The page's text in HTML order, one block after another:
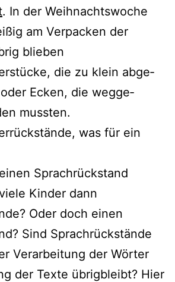
. In der Weihnachtswoche
am Verpacken der
blie­ben
die zu klein abge­
Ecken, die weg­ge­
muss­ten.
was für ein
Sprachrückstand
Kinder dann
Oder doch einen
Sind Sprachrückstände
Verarbeitung der Wörter
der Texte übrig­bleibt? Hier